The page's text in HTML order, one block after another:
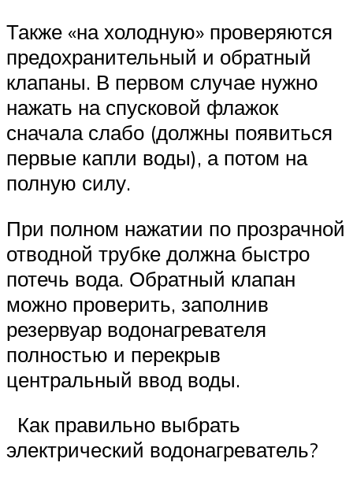
Также «на холодную» проверяются
предохранительный и обратный
клапаны. В первом случае нужно
нажать на спусковой флажок
сначала слабо (должны появиться
первые капли воды), а потом на
полную силу.
При полном нажатии по прозрачной
отводной трубке должна быстро
потечь вода. Обратный клапан
можно проверить, заполнив
резервуар водонагревателя
полностью и перекрыв
центральный ввод воды.
Как правильно выбрать
электрический водонагреватель?